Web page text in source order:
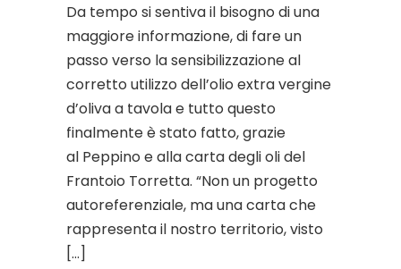
Da tempo si sentiva il bisogno di una
maggiore informazione, di fare un
passo verso la sensibilizzazione al
corretto utilizzo dell’olio extra vergine
d’oliva a tavola e tutto questo
finalmente è stato fatto, grazie
al Peppino e alla carta degli oli del
Frantoio Torretta. “Non un progetto
autoreferenziale, ma una carta che
rappresenta il nostro territorio, visto
[…]